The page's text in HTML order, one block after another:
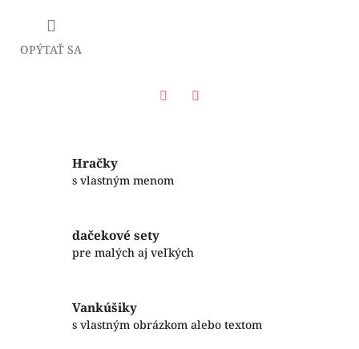
OPÝTAŤ SA
Hračky
s vlastným menom
dačekové sety
pre malých aj veľkých
Vankúšiky
s vlastným obrázkom alebo textom